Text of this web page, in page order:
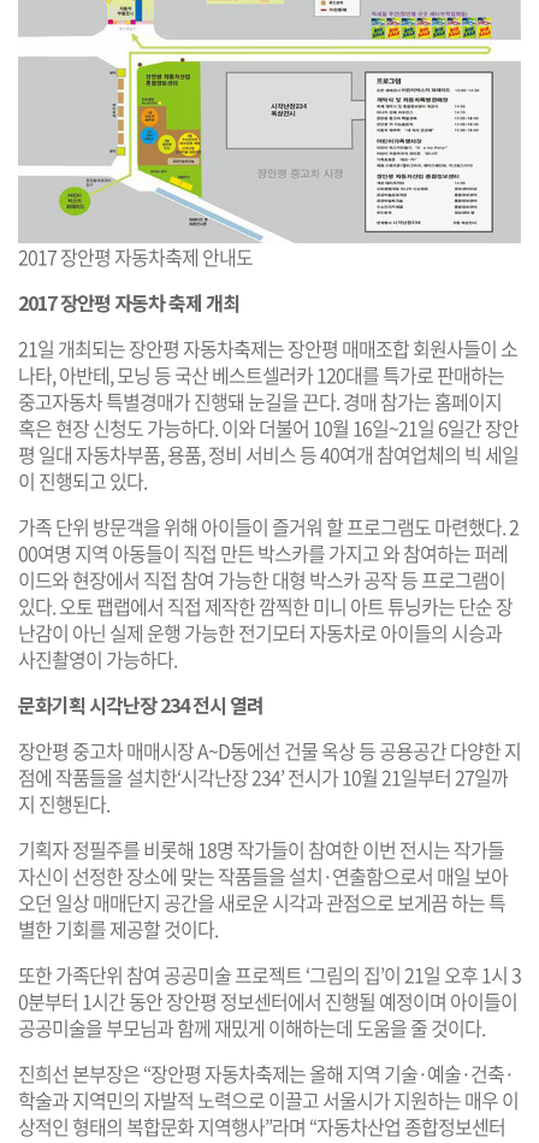
2017 장안평 자동차축제 안내도
2017 장안평 자동차 축제 개최
21일 개최되는 장안평 자동차축제는 장안평 매매조합 회원사들이 소
나타, 아반테, 모닝 등 국산 베스트셀러카 120대를 특가로 판매하는
중고자동차 특별경매가 진행돼 눈길을 끈다. 경매 참가는 홈페이지
혹은 현장 신청도 가능하다. 이와 더불어 10월 16일~21일 6일간 장안
평 일대 자동차부품, 용품, 정비 서비스 등 40여개 참여업체의 빅 세일
이 진행되고 있다.
가족 단위 방문객을 위해 아이들이 즐거워 할 프로그램도 마련했다. 2
00여명 지역 아동들이 직접 만든 박스카를 가지고 와 참여하는 퍼레
이드와 현장에서 직접 참여 가능한 대형 박스카 공작 등 프로그램이
있다. 오토 팹랩에서 직접 제작한 깜찍한 미니 아트 튜닝카는 단순 장
난감이 아닌 실제 운행 가능한 전기모터 자동차로 아이들의 시승과
사진촬영이 가능하다.
문화기획 시각난장 234 전시 열려
장안평 중고차 매매시장 A~D동에선 건물 옥상 등 공용공간 다양한 지
점에 작품들을 설치한‘시각난장 234’ 전시가 10월 21일부터 27일까
지 진행된다.
기획자 정필주를 비롯해 18명 작가들이 참여한 이번 전시는 작가들
자신이 선정한 장소에 맞는 작품들을 설치·연출함으로서 매일 보아
오던 일상 매매단지 공간을 새로운 시각과 관점으로 보게끔 하는 특
별한 기회를 제공할 것이다.
또한 가족단위 참여 공공미술 프로젝트 ‘그림의 집’이 21일 오후 1시 3
0분부터 1시간 동안 장안평 정보센터에서 진행될 예정이며 아이들이
공공미술을 부모님과 함께 재밌게 이해하는데 도움을 줄 것이다.
진희선 본부장은 “장안평 자동차축제는 올해 지역 기술·예술·건축·
학술과 지역민의 자발적 노력으로 이끌고 서울시가 지원하는 매우 이
상적인 형태의 복합문화 지역행사”라며 “자동차산업 종합정보센터